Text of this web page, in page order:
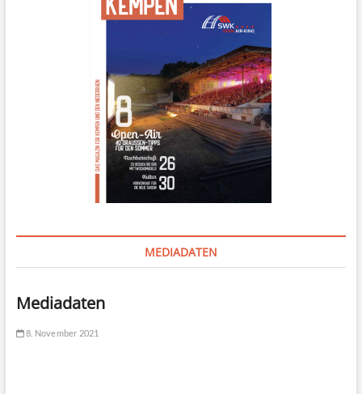
MEDIADATEN
Mediadaten
8. November 2021